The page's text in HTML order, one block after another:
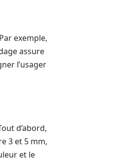
exemple,
assure
l’usager
d’abord,
3 et 5 mm,
et le